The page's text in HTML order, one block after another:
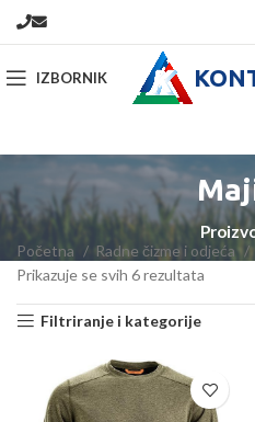
IZBORNIK
Početna Radne čizme i odjeća
Prikazuje se svih 6 rezultata
Filtriranje i kategorije